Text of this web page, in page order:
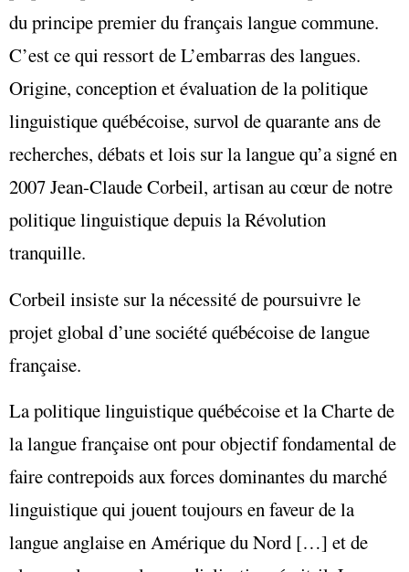
du principe premier du français langue commune.
C’est ce qui ressort de L’embarras des langues.
Origine, conception et évaluation de la politique
linguistique québécoise, survol de quarante ans de
recherches, débats et lois sur la langue qu’a signé en
2007 Jean-Claude Corbeil, artisan au cœur de notre
politique linguistique depuis la Révolution
tranquille.
Corbeil insiste sur la nécessité de poursuivre le
projet global d’une société québécoise de langue
française.
La politique linguistique québécoise et la Charte de
la langue française ont pour objectif fondamental de
faire contrepoids aux forces dominantes du marché
linguistique qui jouent toujours en faveur de la
langue anglaise en Amérique du Nord […] et de